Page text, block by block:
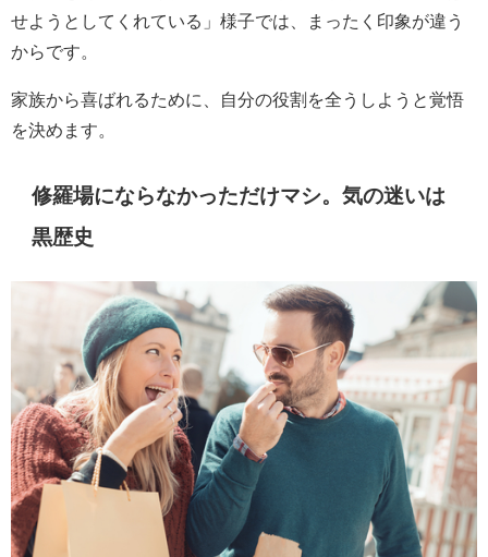
せようとしてくれている」様子では、まったく印象が違う
からです。
家族から喜ばれるために、自分の役割を全うしようと覚悟
を決めます。
修羅場にならなかっただけマシ。気の迷いは
黒歴史